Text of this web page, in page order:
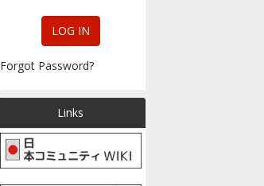
Forgot Password?
Links